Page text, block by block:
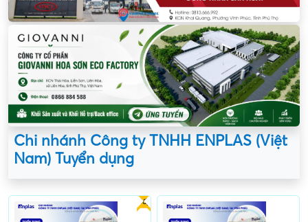
Chi nhánh Công ty TNHH ENPLAS (Việt
Nam) Tuyển dụng
Gấp